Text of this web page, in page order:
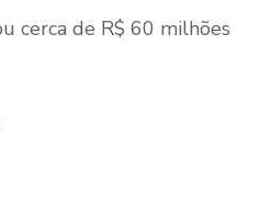
cerca de R$ 60 milhões